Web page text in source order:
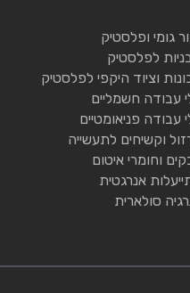
גומי ופלסטיק
לפלסטיק
וציוד היקפי לפלסטיק
עבודה חשמליים
עבודה פניאומטיים
וקשיחים לתעשייה
וחומרי איטום
אנרגטית
סולארית